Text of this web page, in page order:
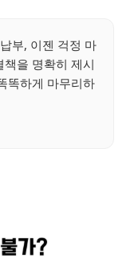
부, 이젠 걱정 마
을 명확히 제시
똑하게 마무리하